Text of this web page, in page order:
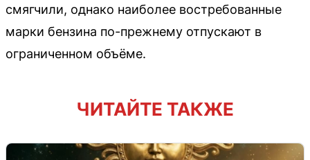
смягчили, однако наиболее востребованные
марки бензина по-прежнему отпускают в
ограниченном объёме.
ЧИТАЙТЕ ТАКЖЕ